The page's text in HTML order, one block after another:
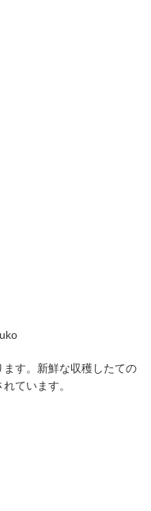
す。新鮮な収穫したての
ています。